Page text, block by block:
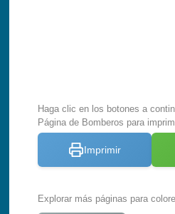
Haga clic en los botones a
Página de Bomberos para
Imprimir
Explorar más páginas para